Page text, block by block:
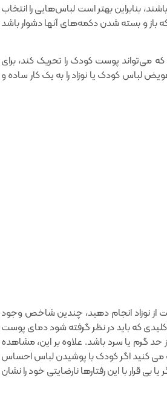
بنابراین بهتر است لباس‌هایی را انتخاب
که باز و بسته شدن دکمه‌های آنها دشوار باشد
می‌تواند پوست کودک را تحریک کند‌، برای
لباس کودک یا نوزاد را به یک کار ساده و
از نوزاد انجام دهید، چندین شاخص وجود
که باید در نظر گرفته شود دمای پوست
گرم یا سرد باشد. علاوه بر این‌، مشاهده
می کنید اگر کودک با پوشیدن لباس احساس
قرار با این رفتارها نارضایتی خود را نشان